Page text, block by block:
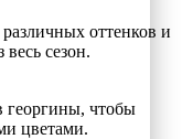
оттенков и
весь сезон.
георгины, чтобы
цветами.